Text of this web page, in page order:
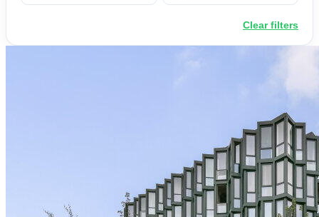
Clear filters